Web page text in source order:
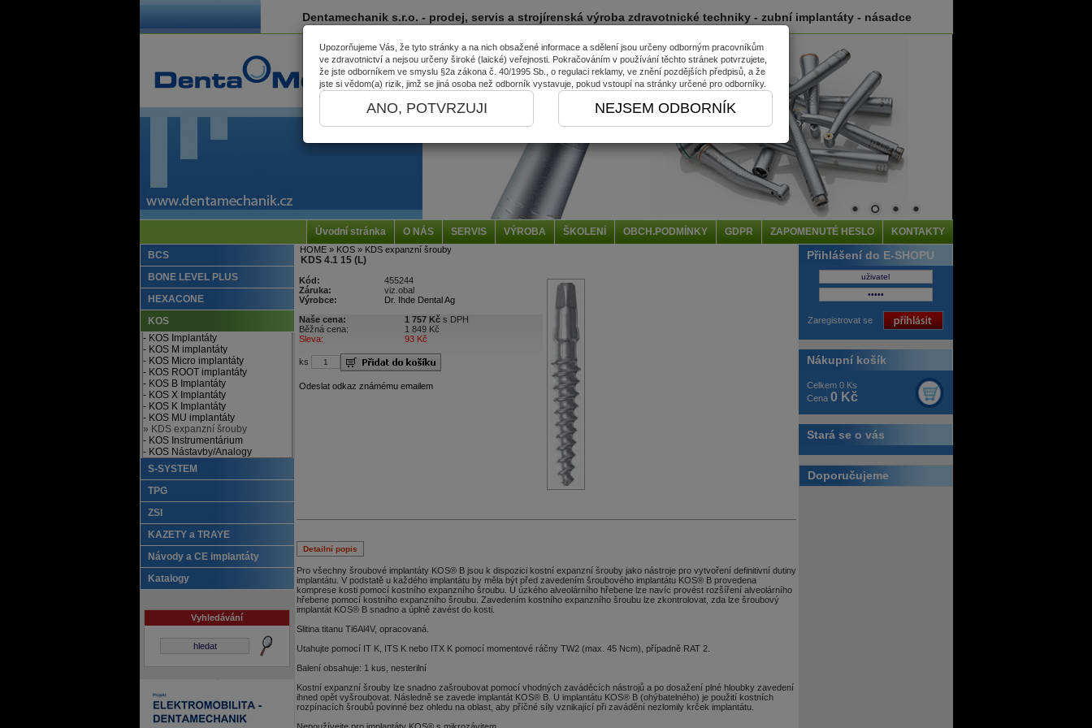
Dentamechanik s.r.o. - prodej, servis a strojírenská výroba zdravotnické techniky - zubní implantáty - násadce
Úvodní stránka O NÁS SERVIS VÝROBA ŠKOLENÍ OBCH.PODMÍNKY GDPR ZAPOMENUTÉ HESLO KONTAKTY
BCS
BONE LEVEL PLUS
HEXACONE
KOS
- KOS Implantáty
- KOS M implantáty
- KOS Micro implantáty
- KOS ROOT implantáty
- KOS B Implantáty
- KOS X Implantáty
- KOS K Implantáty
- KOS MU implantáty
» KDS expanzní šrouby
- KOS Instrumentárium
- KOS Nástavby/Analogy
S-SYSTEM
TPG
ZSI
KAZETY a TRAYE
Návody a CE implantáty
Katalogy
Vyhledávání
HOME» KOS» KDS expanzní šrouby
KDS 4.1 15 (L)
Kód:
455244
Záruka:
viz.obal
Výrobce:
Dr. Ihde Dental Ag
Naše cena:
1 757 Kčs DPH
Běžná cena:
1 849 Kč
Sleva:
93 Kč
ks
Odeslat odkaz známému emailem
Detailní popis
Pro všechny šroubové implantáty KOS® B jsou k dispozici kostní expanzní šrouby jako nástroje pro vytvoření definitivní dutiny
implantátu. V podstatě u každého implantátu by měla být před zavedením šroubového implantátu KOS® B provedena
komprese kosti pomocí kostního expanzního šroubu. U úzkého alveolárního hřebene lze navíc provést rozšíření alveolárního
hřebene pomocí kostního expanzního šroubu. Zavedením kostního expanzního šroubu lze zkontrolovat, zda lze šroubový
implantát KOS® B snadno a úplně zavést do kosti.
Slitina titanu Ti6Al4V, opracovaná.
Utahujte pomocí IT K, ITS K nebo ITX K pomocí momentové ráčny TW2 (max. 45 Ncm), případně RAT 2.
Balení obsahuje: 1 kus, nesterilní
Kostní expanzní šrouby lze snadno zašroubovat pomocí vhodných zaváděcích nástrojů a po dosažení plné hloubky zavedení
ihned opět vyšroubovat. Následně se zavede implantát KOS® B. U implantátu KOS® B (ohýbatelného) je použití kostních
rozpínacích šroubů povinné bez ohledu na oblast, aby příčné síly vznikající při zavádění nezlomily krček implantátu.
Přihlášení do E-SHOPU
Zaregistrovat se
Nákupní košík
Celkem 0 Ks
Cena 0 Kč
Stará se o vás
Doporučujeme
Upozorňujeme Vás, že tyto stránky a na nich obsažené informace a sdělení jsou určeny odborným pracovníkům
ve zdravotnictví a nejsou určeny široké (laické) veřejnosti. Pokračováním v používání těchto stránek potvrzujete,
že jste odborníkem ve smyslu §2a zákona č. 40/1995 Sb., o regulaci reklamy, ve znění pozdějších předpisů, a že
jste si vědom(a) rizik, jimž se jiná osoba než odborník vystavuje, pokud vstoupí na stránky určené pro odborníky.
ANO, POTVRZUJI NEJSEM ODBORNÍK